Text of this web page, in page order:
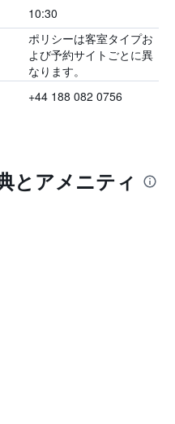
10:30
ポリシーは客室タイプお
よび予約サイトごとに異
なります。
+44 188 082 0756
とアメニティ